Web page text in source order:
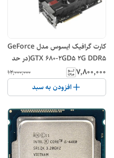
کارت گرافیک ایسوس مدل GeForce
GTX 680-2GD5 2G DDR5(در حد
نو با کارتن و متعلقات)
۷٬۸۰۰٬۰۰۰ ۱۲٬۰۰۰٬۰۰۰
افزودن به سبد